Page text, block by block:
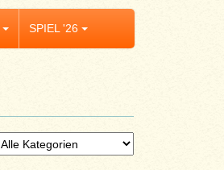
SPIEL '26